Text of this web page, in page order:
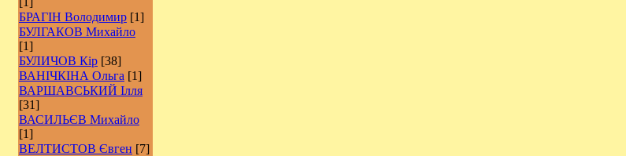
БРАГІН Володимир [1]
БУЛГАКОВ Михайло
[1]
БУЛИЧОВ Кір [38]
ВАНІЧКІНА Ольга [1]
ВАРШАВСЬКИЙ Ілля
[31]
ВАСИЛЬЄВ Михайло
[1]
ВЕЛТИСТОВ Євген [7]